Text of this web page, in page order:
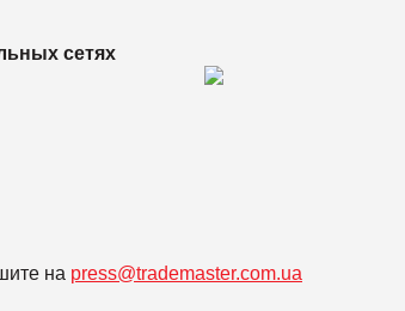
сетях
на press@trademaster.com.ua